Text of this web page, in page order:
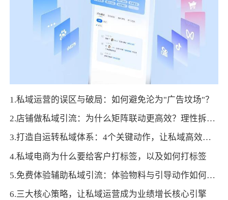
1.私域运营的误区与破局：如何避免沦为"广告坟场"？
2.店铺做私域引流：为什么矩阵联动更高效？理性拆解集中发力的优势
3.打造自运转私域体系：4个关键动作，让私域高效循环
4.私域电商为什么要给客户打标签，以及如何打标签
5.免费体验辅助私域引流：体验物料与引导动作如何适配？
6.三大核心策略，让私域运营成为业绩增长核心引擎